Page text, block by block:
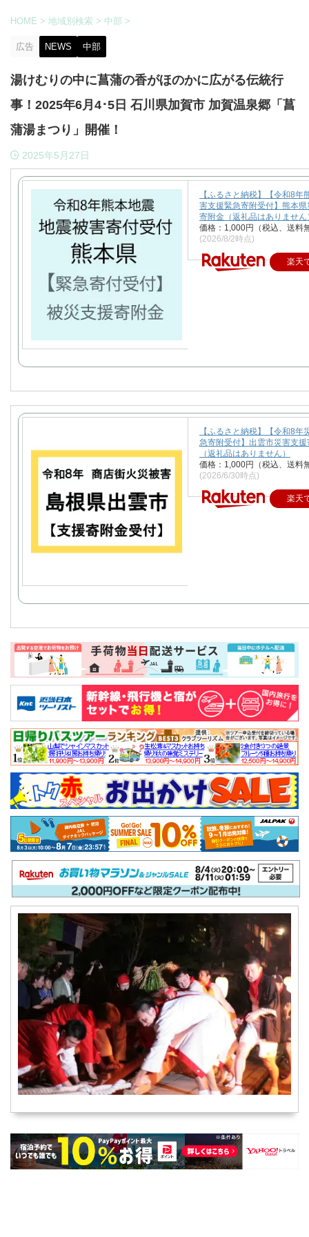
HOME > 地域別検索 > 中部 >
広告 NEWS 中部
湯けむりの中に菖蒲の香がほのかに広がる伝統行
事！2025年6月4･5日 石川県加賀市 加賀温泉郷「菖
蒲湯まつり」開催！
2025年5月27日
【ふるさと納税】【令和8年
害支援緊急寄附受付】熊本県
寄附金（返礼品はありません
価格：1,000円（税込、送料
(2026/8/2時点)
楽天
【ふるさと納税】【令和8年
急寄附受付】出雲市災害支援
（返礼品はありません）
価格：1,000円（税込、送料
(2026/6/30時点)
楽天